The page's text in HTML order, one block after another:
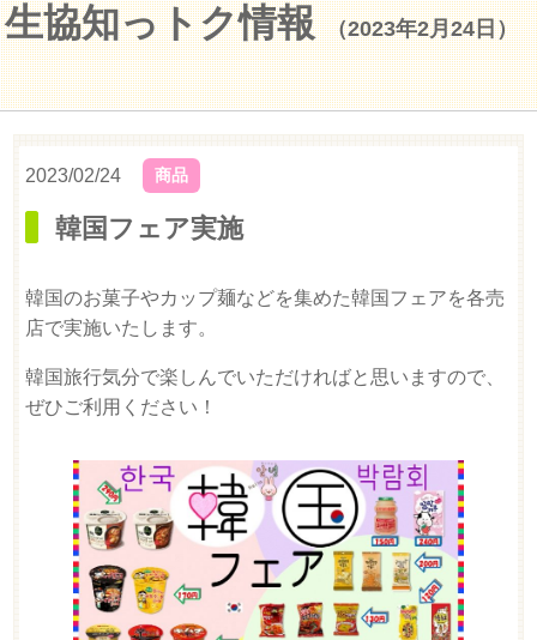
生協知っトク情報 （2023年2月24日）
2023/02/24 商品
韓国フェア実施
韓国のお菓子やカップ麺などを集めた韓国フェアを各売
店で実施いたします。
韓国旅行気分で楽しんでいただければと思いますので、
ぜひご利用ください！